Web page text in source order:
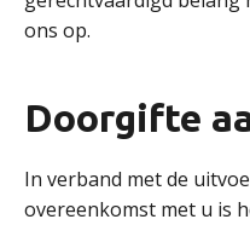
ons op.
Doorgifte
In verband met de
overeenkomst met u is